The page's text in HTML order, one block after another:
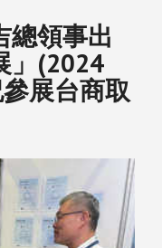
總領事出
」(2024
展台商取